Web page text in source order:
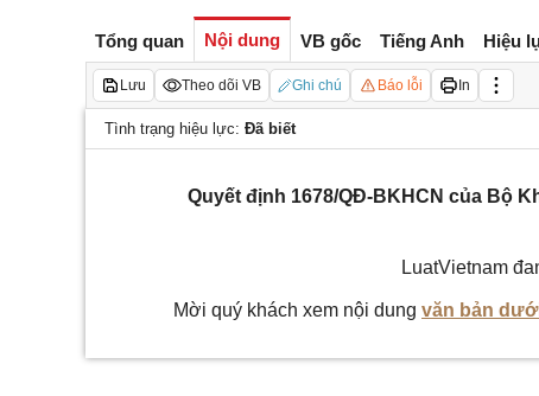
Tổng quan Nội dung VB gốc Tiếng Anh Hiệu
Lưu Theo dõi VB Ghi chú Báo lỗi In
Tình trạng hiệu lực: Đã biết
Quyết định 1678/QĐ-BKHCN của Bộ
LuatVietnam
Mời quý khách xem nội dung văn bản